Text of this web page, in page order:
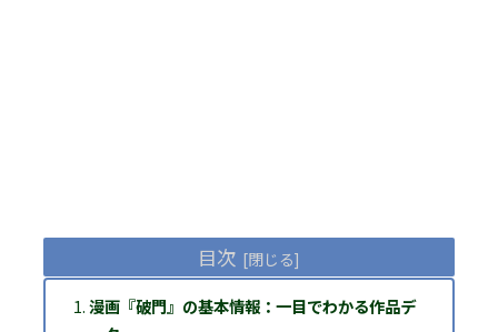
目次
漫画『破門』の基本情報：一目でわかる作品デ